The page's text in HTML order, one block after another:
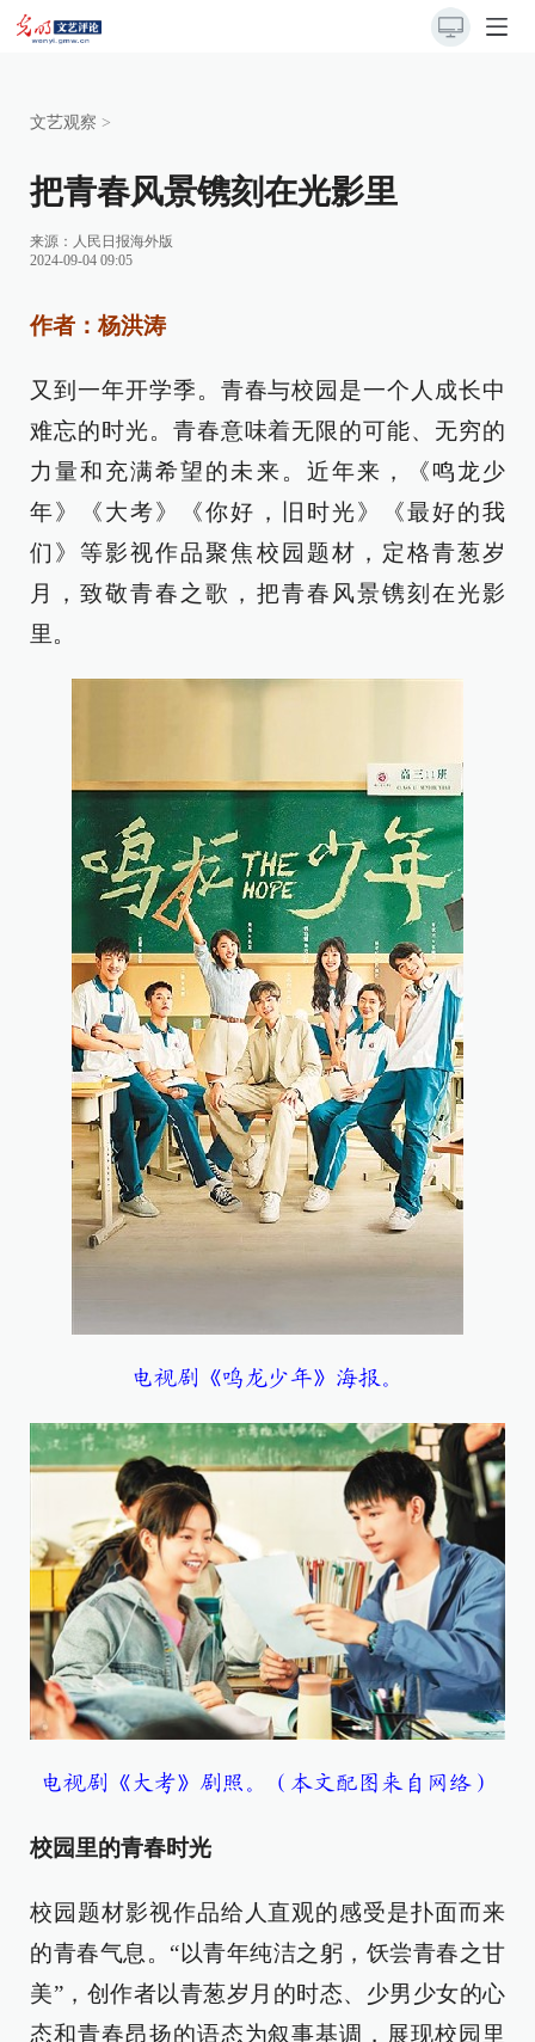
文艺观察 >
把青春风景镌刻在光影里
来源： 人民日报海外版
2024-09-04 09:05
作者：杨洪涛
又到一年开学季。青春与校园是一个人成长中
难忘的时光。青春意味着无限的可能、无穷的
力量和充满希望的未来。近年来，《鸣龙少
年》《大考》《你好，旧时光》《最好的我
们》等影视作品聚焦校园题材，定格青葱岁
月，致敬青春之歌，把青春风景镌刻在光影
里。
电视剧《鸣龙少年》海报。
电视剧《大考》剧照。（本文配图来自网络）
校园里的青春时光
校园题材影视作品给人直观的感受是扑面而来
的青春气息。“以青年纯洁之躬，饫尝青春之甘
美”，创作者以青葱岁月的时态、少男少女的心
态和青春昂扬的语态为叙事基调，展现校园里